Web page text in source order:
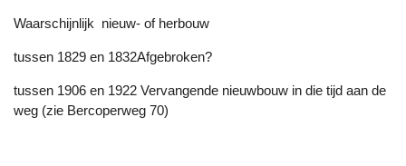
Waarschijnlijk nieuw- of herbouw
tussen 1829 en 1832Afgebroken?
tussen 1906 en 1922 Vervangende nieuwbouw in die tijd aan de
weg (zie Bercoperweg 70)